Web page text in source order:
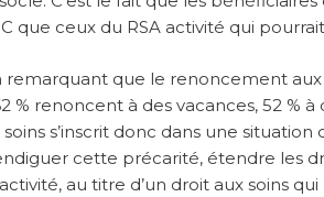
que ceux du RSA activité qui
remarquant que le renoncement aux
% renoncent à des vacances, 52 %
s’inscrit donc dans une
cette précarité, étendre les
au titre d’un droit aux soins